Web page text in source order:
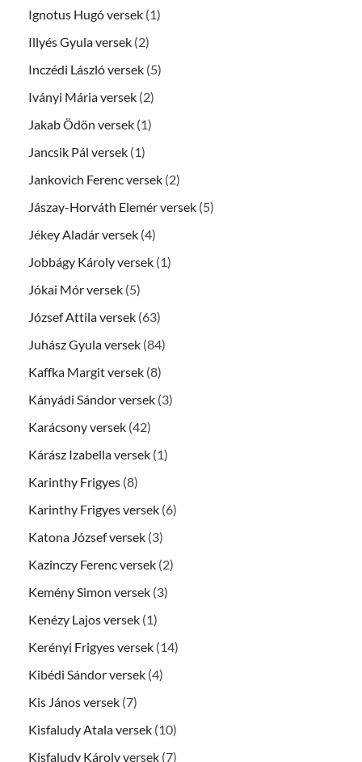
Ignotus Hugó versek (1)
Illyés Gyula versek (2)
Inczédi László versek (5)
Iványi Mária versek (2)
Jakab Ödön versek (1)
Jancsik Pál versek (1)
Jankovich Ferenc versek (2)
Jászay-Horváth Elemér versek (5)
Jékey Aladár versek (4)
Jobbágy Károly versek (1)
Jókai Mór versek (5)
József Attila versek (63)
Juhász Gyula versek (84)
Kaffka Margit versek (8)
Kányádi Sándor versek (3)
Karácsony versek (42)
Kárász Izabella versek (1)
Karinthy Frigyes (8)
Karinthy Frigyes versek (6)
Katona József versek (3)
Kazinczy Ferenc versek (2)
Kemény Simon versek (3)
Kenézy Lajos versek (1)
Kerényi Frigyes versek (14)
Kibédi Sándor versek (4)
Kis János versek (7)
Kisfaludy Atala versek (10)
Kisfaludy Károly versek (7)